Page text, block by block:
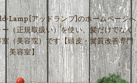
Lamp[アッドランプ]のホームページへ
（正規取扱い）を使い、髪だけでなく
（美容院）です【頭皮・髪質改善専門
美容室】